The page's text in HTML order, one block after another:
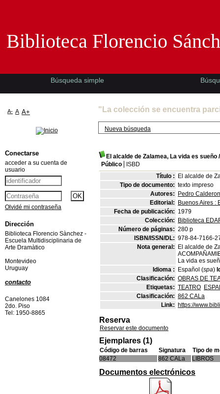
"La colección se encuentra
Nueva búsqueda
El alcalde de Zalamea, La vida es sueño
Público
ISBD
Título :
El alcalde de
Tipo de documento: texto impreso
Autores:
Pedro
Editorial:
Buenos Aires :
Fecha de publicación: 1979
Colección:
Biblioteca
Número de páginas: 280 p
ISBN/ISSN/DL: 978-84-7166-
Nota general:
El alcalde de
La vida es
Idioma :
Español (spa)
Clasificación: OBRAS DE
Etiquetas: TEATRO
Clasificación: 862 CALa
Link: https://
Reserva
Reservar este documento
Ejemplares (1)
Código de barras Signatura
Tipo de
08472
862 CALa LIBROS
Documentos electrónicos
Biblioteca Florencio
Búsqueda simple
A- A A+
Conectarse
acceder a su cuenta de
usuario
Olvidé mi contraseña
Dirección
Biblioteca Florencio Sànchez -
Escuela Multidisciplinaria de
Arte Dramàtico
Montevideo
Uruguay
contacto
Canelones 1084
2do. Piso
Tel: 1950-8865